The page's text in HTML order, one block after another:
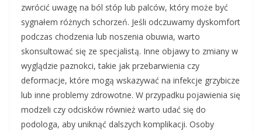
zwrócić uwagę na ból stóp lub palców, który może być
sygnałem różnych schorzeń. Jeśli odczuwamy dyskomfort
podczas chodzenia lub noszenia obuwia, warto
skonsultować się ze specjalistą. Inne objawy to zmiany w
wyglądzie paznokci, takie jak przebarwienia czy
deformacje, które mogą wskazywać na infekcje grzybicze
lub inne problemy zdrowotne. W przypadku pojawienia się
modzeli czy odcisków również warto udać się do
podologa, aby uniknąć dalszych komplikacji. Osoby